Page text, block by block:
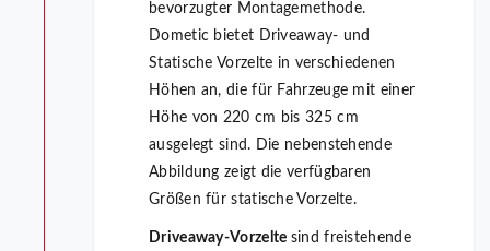
bevorzugter Montagemethode.
Dometic bietet Driveaway- und
Statische Vorzelte in verschiedenen
Höhen an, die für Fahrzeuge mit einer
Höhe von 220 cm bis 325 cm
ausgelegt sind. Die nebenstehende
Abbildung zeigt die verfügbaren
Größen für statische Vorzelte.
Driveaway-Vorzelte sind freistehende